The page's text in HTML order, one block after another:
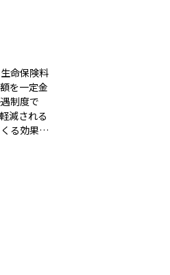
命保険料
を一定金
制度で
減される
る効果が